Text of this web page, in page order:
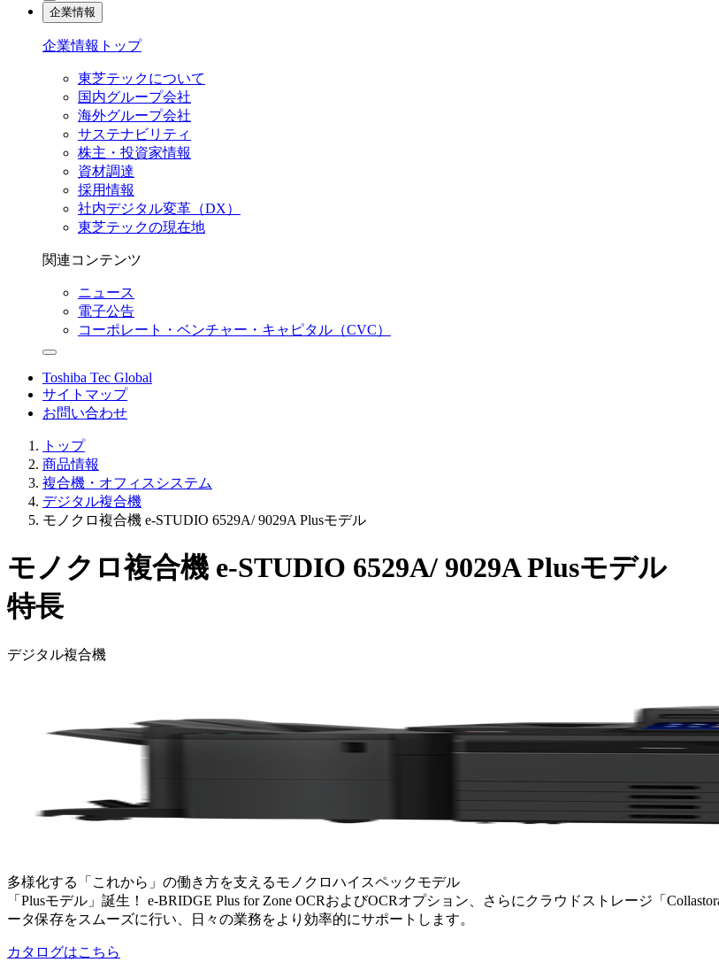
企業情報
企業情報トップ
東芝テックについて
国内グループ会社
海外グループ会社
サステナビリティ
株主・投資家情報
資材調達
採用情報
社内デジタル変革（DX）
東芝テックの現在地
関連コンテンツ
ニュース
電子公告
コーポレート・ベンチャー・キャピタル（CVC）
Toshiba Tec Global
サイトマップ
お問い合わせ
トップ
商品情報
複合機・オフィスシステム
デジタル複合機
モノクロ複合機 e-STUDIO 6529A/ 9029A Plusモデル
モノクロ複合機 e-STUDIO 6529A/ 9029A Plusモデル
特長
デジタル複合機
多様化する「これから」の働き方を支えるモノクロハイスペックモデル
「Plusモデル」誕生！ e-BRIDGE Plus for Zone OCRおよびOCRオプション、さらにクラウドストレージ「
ータ保存をスムーズに行い、日々の業務をより効率的にサポートします。
カタログはこちら